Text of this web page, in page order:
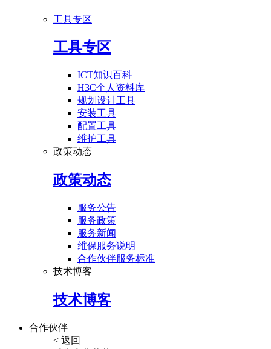
工具专区
工具专区
ICT知识百科
H3C个人资料库
规划设计工具
安装工具
配置工具
维护工具
政策动态
政策动态
服务公告
服务政策
服务新闻
维保服务说明
合作伙伴服务标准
技术博客
技术博客
合作伙伴
< 返回